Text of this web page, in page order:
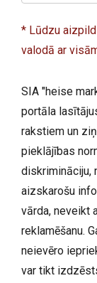
* Lūdzu
valodā ar
SIA "heise
portāla
rakstiem un
pieklājības
diskrimināciju,
aizskarošu
vārda, neveikt
reklamēšanu.
neievēro
var tikt